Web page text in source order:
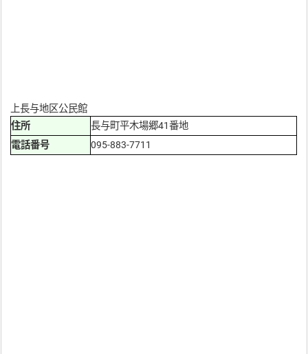
上長与地区公民館
住所
長与町平木場郷41番地
電話番号
095-883-7711